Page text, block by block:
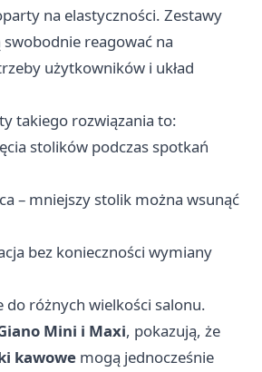
na elastyczności. Zestawy
reagować na
użytkowników i układ
takiego rozwiązania to:
stolików podczas spotkań
– mniejszy stolik można wsunąć
bez konieczności wymiany
do różnych wielkości salonu.
Mini i Maxi, pokazują, że
kawowe mogą jednocześnie